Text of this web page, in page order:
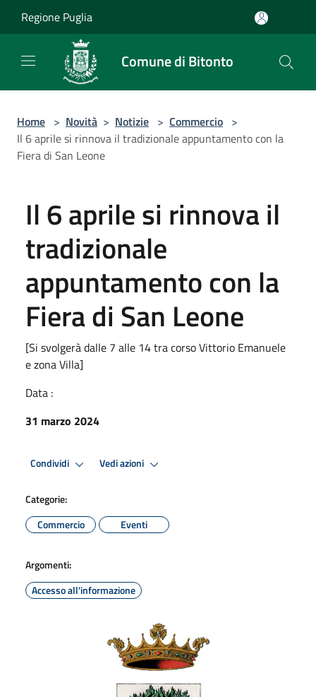
Regione Puglia
Comune di Bitonto
Home > Novità > Notizie > Commercio >
Il 6 aprile si rinnova il tradizionale appuntamento con la
Fiera di San Leone
Il 6 aprile si rinnova il
tradizionale
appuntamento con la
Fiera di San Leone
[Si svolgerà dalle 7 alle 14 tra corso Vittorio Emanuele
e zona Villa]
Data :
31 marzo 2024
Condividi Vedi azioni
Categorie:
Commercio
Eventi
Argomenti:
Accesso all'informazione